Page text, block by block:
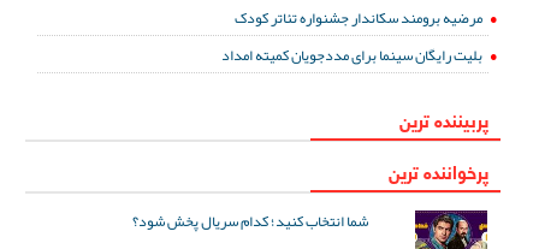
مرضیه برومند سکاندار جشنواره تئاتر کودک
بلیت رایگان سینما برای مددجویان کمیته امداد
پربیننده ترین
پرخواننده ترین
شما انتخاب کنید؛ کدام سریال پخش شود؟